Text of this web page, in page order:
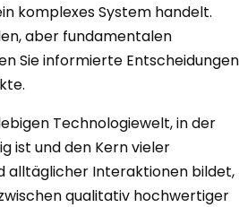
komplexes System handelt.
aber fundamentalen
Sie informierte Entscheidungen
Technologiewelt, in der
ist und den Kern vieler
alltäglicher Interaktionen bildet,
qualitativ hochwertiger